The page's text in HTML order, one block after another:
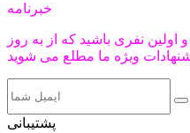
خبرنامه
اولین نفری باشید که از به روز
پشتیبانی